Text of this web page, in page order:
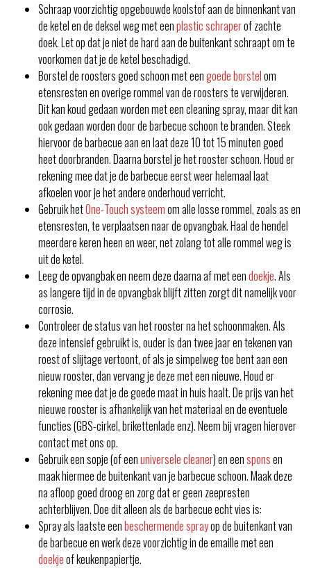
Schraap voorzichtig opgebouwde koolstof aan de binnenkant van
de ketel en de deksel weg met eenplastic schraperof zachte
doek. Let op dat je niet de hard aan de buitenkant schraapt om te
voorkomen dat je de ketel beschadigd.
Borstel de roosters goed schoon met eengoede borstelom
etensresten en overige rommel van de roosters te verwijderen.
Dit kan koud gedaan worden met een cleaning spray, maar dit kan
ook gedaan worden door de barbecue schoon te branden. Steek
hiervoor de barbecue aan en laat deze 10 tot 15 minuten goed
heet doorbranden. Daarna borstel je het rooster schoon. Houd er
rekening mee dat je de barbecue eerst weer helemaal laat
afkoelen voor je het andere onderhoud verricht.
Gebruik hetOne-Touch systeemom alle losse rommel, zoals as en
etensresten, te verplaatsen naar de opvangbak. Haal de hendel
meerdere keren heen en weer, net zolang tot alle rommel weg is
uit de ketel.
Leeg de opvangbak en neem deze daarna af met eendoekje. Als
as langere tijd in de opvangbak blijft zitten zorgt dit namelijk voor
corrosie.
Controleer de status van het rooster na het schoonmaken. Als
deze intensief gebruikt is, ouder is dan twee jaar en tekenen van
roest of slijtage vertoont, of als je simpelweg toe bent aan een
nieuw rooster, dan vervang je deze met een nieuwe. Houd er
rekening mee dat je de goede maat in huis haalt. De prijs van het
nieuwe rooster is afhankelijk van het materiaal en de eventuele
functies (GBS-cirkel, brikettenlade enz). Neem bij vragen hierover
contact met ons op.
Gebruik een sopje (of eenuniversele cleaner) en eensponsen
maak hiermee de buitenkant van je barbecue schoon. Maak deze
na afloop goed droog en zorg dat er geen zeepresten
achterblijven. Doe dit alleen als de barbecue echt vies is:
Spray als laatste eenbeschermende sprayop de buitenkant van
de barbecue en werk deze voorzichtig in de emaille met een
doekjeof keukenpapiertje.